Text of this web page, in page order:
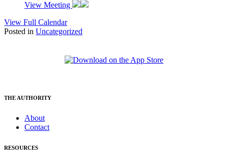
View Meeting
View Full Calendar
Posted in Uncategorized
THE AUTHORITY
About
Contact
RESOURCES